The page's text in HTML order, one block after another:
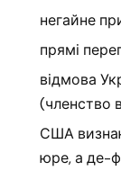
негайне
прямі
відмова
(членство
США
юре, а де-